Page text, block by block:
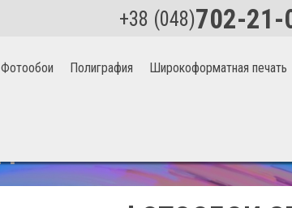
+38 (048)702-21-
Фотообои Полиграфия Широкоформатная печать